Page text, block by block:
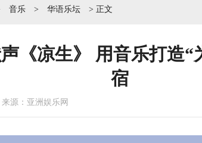
音乐 > 华语乐坛 > 正文
《凉生》 用音乐打造“
宿
源：亚洲娱乐网